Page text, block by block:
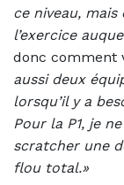
ce niveau, mais
l’exercice
donc comment
aussi deux
lorsqu’il y a
Pour la P1, je
scratcher une
flou total.»